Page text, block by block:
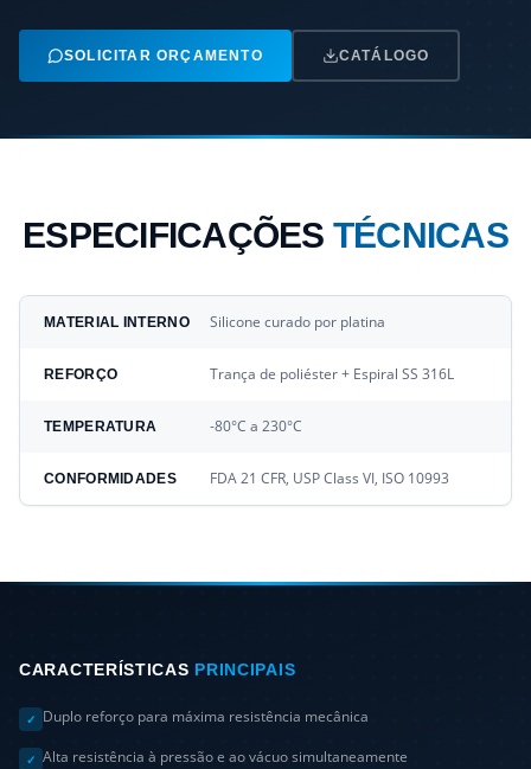
SOLICITAR ORÇAMENTO CATÁLOGO
ESPECIFICAÇÕES TÉCNICAS
MATERIAL INTERNO Silicone curado por platina
REFORÇO Trança de poliéster + Espiral SS 316L
TEMPERATURA -80°C a 230°C
CONFORMIDADES FDA 21 CFR, USP Class VI, ISO 10993
CARACTERÍSTICAS PRINCIPAIS
✓ Duplo reforço para máxima resistência mecânica
✓ Alta resistência à pressão e ao vácuo simultaneamente